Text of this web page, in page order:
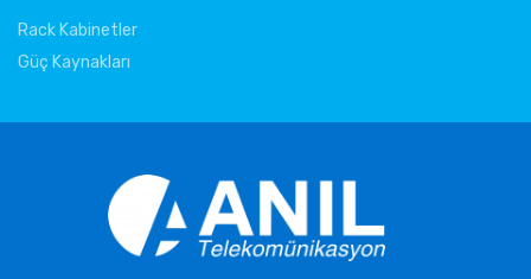
Rack Kabinetler
Güç Kaynakları